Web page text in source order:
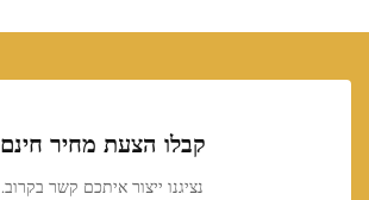
קבלו הצעת מחיר חינם
נציגנו ייצור איתכם קשר בקרוב.